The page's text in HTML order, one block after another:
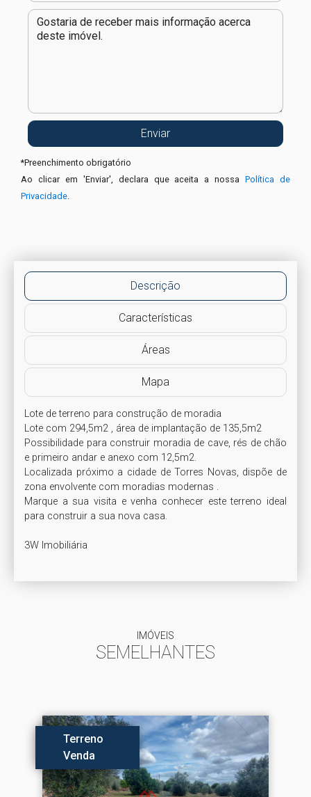
*Preenchimento obrigatório
Ao clicar em 'Enviar', declara que aceita a nossaPolítica de
Privacidade
Descrição
Características
Áreas
Mapa
Lote de terreno para construção de moradia
Lote com 294,5m2 , área de implantação de 135,5m2
Possibilidade para construir moradia de cave, rés de chão
e primeiro andar e anexo com 12,5m2.
Localizada próximo a cidade de Torres Novas, dispõe de
zona envolvente com moradias modernas .
Marque a sua visita e venha conhecer este terreno ideal
para construir a sua nova casa.
3W Imobiliária
IMÓVEIS
SEMELHANTES
Terreno
Venda